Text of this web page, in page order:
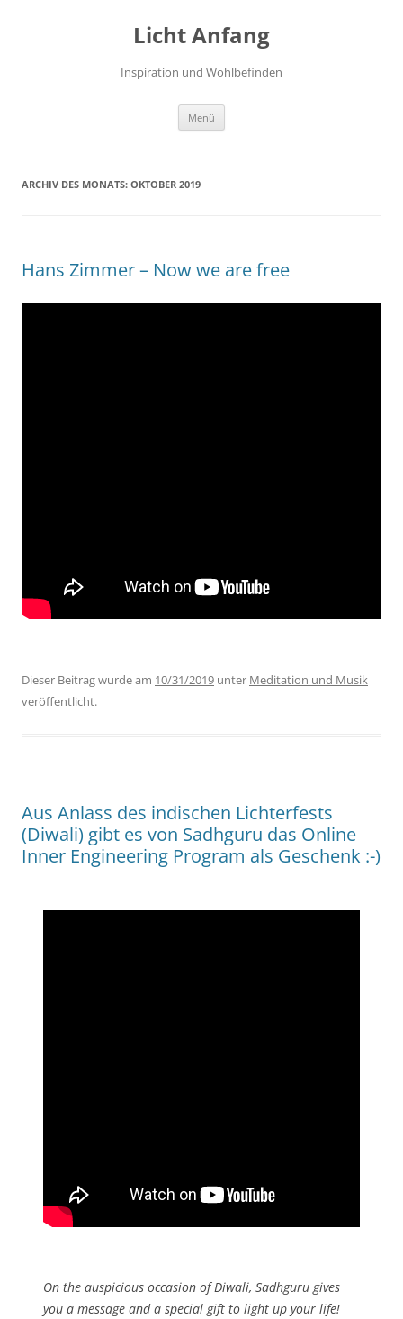
Licht Anfang
Inspiration und Wohlbefinden
Menü
ARCHIV DES MONATS: OKTOBER 2019
Hans Zimmer – Now we are free
Dieser Beitrag wurde am 10/31/2019 unter Meditation und Musik
veröffentlicht.
Aus Anlass des indischen Lichterfests
(Diwali) gibt es von Sadhguru das Online
Inner Engineering Program als Geschenk :-)
On the auspicious occasion of Diwali, Sadhguru gives
you a message and a special gift to light up your life!